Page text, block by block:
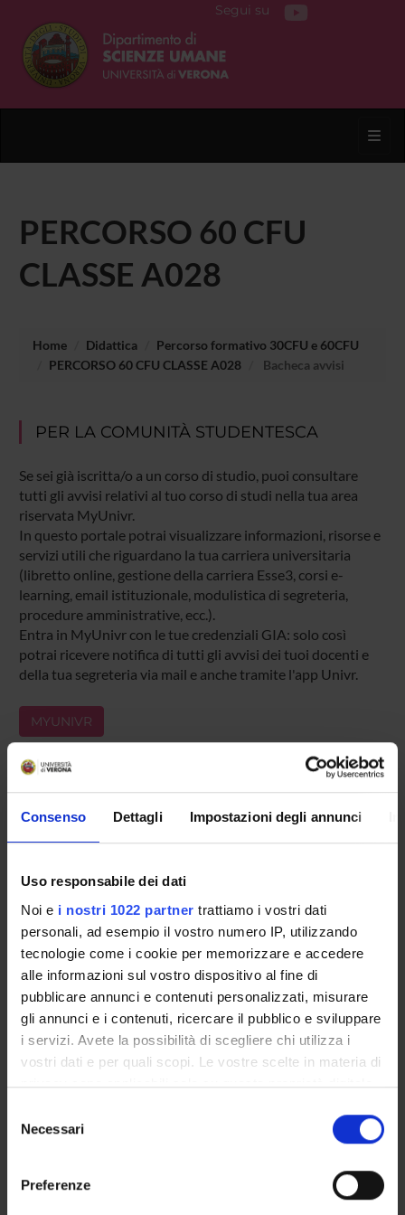
Consenso Dettagli Impostazioni degli annunci
Uso responsabile dei dati
Noi e i nostri 1022 partner trattiamo i vostri dati
personali, ad esempio il vostro numero IP, utilizzando
tecnologie come i cookie per memorizzare e accedere
alle informazioni sul vostro dispositivo al fine di
pubblicare annunci e contenuti personalizzati, misurare
gli annunci e i contenuti, ricercare il pubblico e sviluppare
i servizi. Avete la possibilità di scegliere chi utilizza i
vostri dati e per quali scopi. Le vostre scelte in materia di
privacy sono applicabili solo su questa proprietà digitale
modificare o revocare il proprio consenso in qualsiasi
momento dalla Dichiarazione sui cookie o facendo clic
delNecessari
Preferenze
Segui su
PERCORSO 60 CFU
CLASSE A028
Home Didattica
Percorso formativo 30CFU e 60CFU
PERCORSO 60 CFU CLASSE A028
Bacheca avvisi
PER LA COMUNITÀ STUDENTESCA
Se sei già iscritta/o a un corso di studio, puoi consultare
tutti gli avvisi relativi al tuo corso di studi nella tua area
riservata MyUnivr.
In questo portale potrai visualizzare informazioni, risorse e
servizi utili che riguardano la tua carriera universitaria
(libretto online, gestione della carriera Esse3, corsi e-
learning, email istituzionale, modulistica di segreteria,
procedure amministrative, ecc.).
Entra in MyUnivr con le tue credenziali GIA: solo così
potrai ricevere notifica di tutti gli avvisi dei tuoi docenti e
della tua segreteria via mail e anche tramite l'app Univr.
MYUNIVR
Come iscriversi
Calendario didattico
Calendario esami
Bacheca avvisi
Proposte tesi e stage
Organi collegiali e di governo
Docenti
CORSI DI STUDIO
DOTTORATI, MASTER E FORMAZIONE SUPERIORE